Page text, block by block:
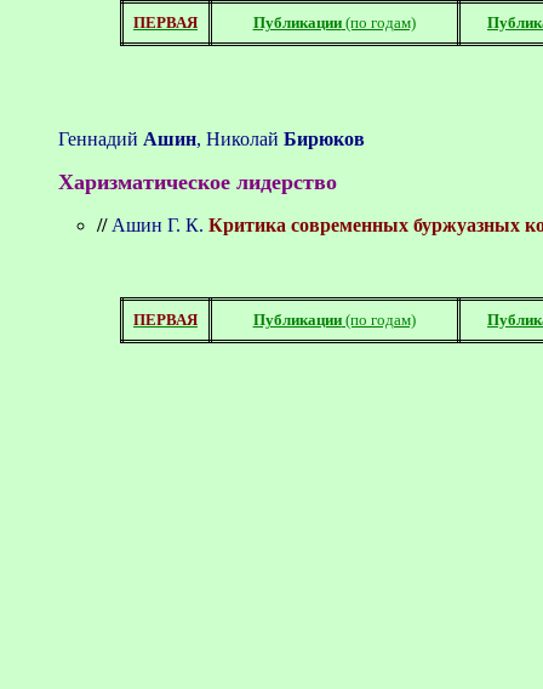
ПЕРВАЯ Публикации(по годам)
Геннадий Ашин, Николай Бирюков
Харизматическое лидерство
// Ашин Г. К. Критика современных буржуазных
ПЕРВАЯ Публикации(по годам)